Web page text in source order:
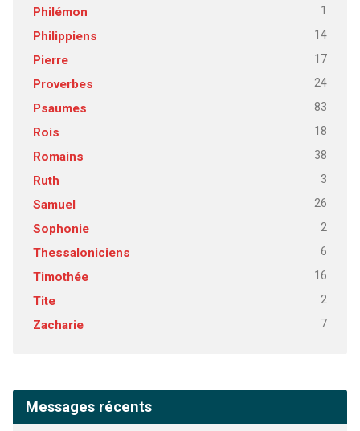
Philémon 1
Philippiens 14
Pierre 17
Proverbes 24
Psaumes 83
Rois 18
Romains 38
Ruth 3
Samuel 26
Sophonie 2
Thessaloniciens 6
Timothée 16
Tite 2
Zacharie 7
Messages récents